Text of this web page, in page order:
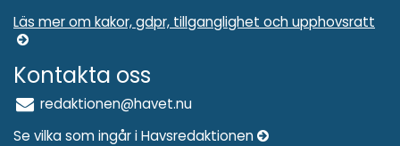
Läs mer om kakor, gdpr, tillganglighet och upphovsratt
Kontakta oss
redaktionen@havet.nu
Se vilka som ingår i Havsredaktionen